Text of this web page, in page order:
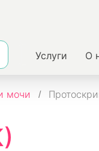
Услуги О
мочи